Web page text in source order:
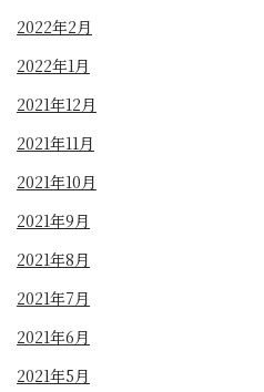
2022年2月
2022年1月
2021年12月
2021年11月
2021年10月
2021年9月
2021年8月
2021年7月
2021年6月
2021年5月